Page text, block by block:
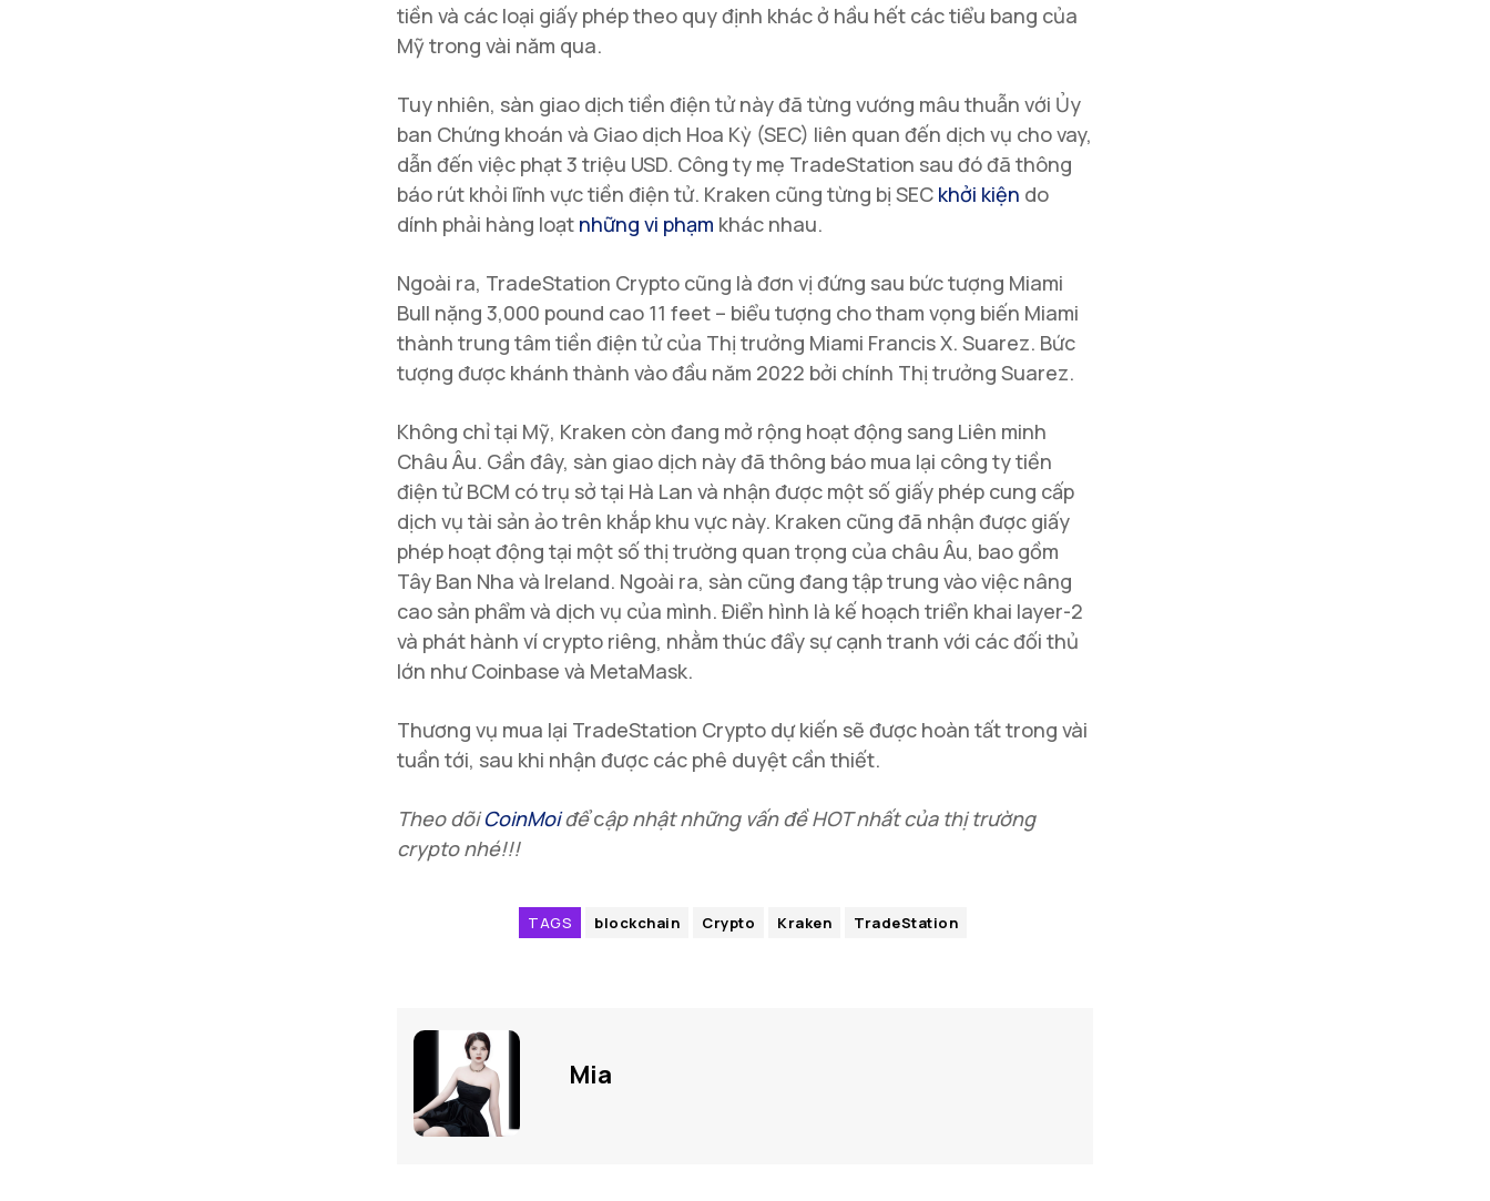
tiền và các loại giấy phép theo quy định khác ở hầu hết các tiểu bang của
Mỹ trong vài năm qua.
Tuy nhiên, sàn giao dịch tiền điện tử này đã từng vướng mâu thuẫn với Ủy
ban Chứng khoán và Giao dịch Hoa Kỳ (SEC) liên quan đến dịch vụ cho vay,
dẫn đến việc phạt 3 triệu USD. Công ty mẹ TradeStation sau đó đã thông
báo rút khỏi lĩnh vực tiền điện tử. Kraken cũng từng bị SEC khởi kiện do
dính phải hàng loạt những vi phạm khác nhau.
Ngoài ra, TradeStation Crypto cũng là đơn vị đứng sau bức tượng Miami
Bull nặng 3,000 pound cao 11 feet – biểu tượng cho tham vọng biến Miami
thành trung tâm tiền điện tử của Thị trưởng Miami Francis X. Suarez. Bức
tượng được khánh thành vào đầu năm 2022 bởi chính Thị trưởng Suarez.
Không chỉ tại Mỹ, Kraken còn đang mở rộng hoạt động sang Liên minh
Châu Âu. Gần đây, sàn giao dịch này đã thông báo mua lại công ty tiền
điện tử BCM có trụ sở tại Hà Lan và nhận được một số giấy phép cung cấp
dịch vụ tài sản ảo trên khắp khu vực này. Kraken cũng đã nhận được giấy
phép hoạt động tại một số thị trường quan trọng của châu Âu, bao gồm
Tây Ban Nha và Ireland. Ngoài ra, sàn cũng đang tập trung vào việc nâng
cao sản phẩm và dịch vụ của mình. Điển hình là kế hoạch triển khai layer-2
và phát hành ví crypto riêng, nhằm thúc đẩy sự cạnh tranh với các đối thủ
lớn như Coinbase và MetaMask.
Thương vụ mua lại TradeStation Crypto dự kiến ​​sẽ được hoàn tất trong vài
tuần tới, sau khi nhận được các phê duyệt cần thiết.
Theo dõiCoinMoiđểcập nhật những vấn đề HOT nhất của thị trường
crypto nhé!!!
TAGS blockchain Crypto Kraken TradeStation
Mia